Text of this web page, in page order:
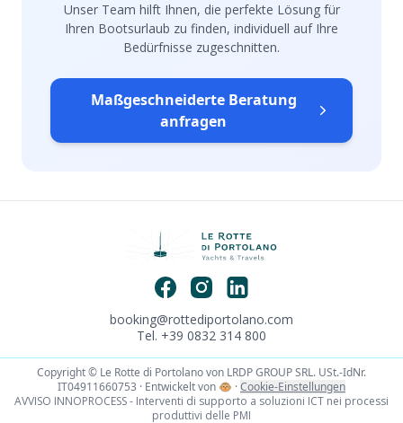
Unser Team hilft Ihnen, die perfekte Lösung für
Ihren Bootsurlaub zu finden, individuell auf Ihre
Bedürfnisse zugeschnitten.
Maßgeschneiderte Beratung
anfragen
booking@rottediportolano.com
Tel. +39 0832 314 800
Copyright © Le Rotte di Portolano von LRDP GROUP SRL. USt.-IdNr.
IT04911660753 · Entwickelt von 🐵 ·Cookie-Einstellungen
AVVISO INNOPROCESS - Interventi di supporto a soluzioni ICT nei processi
produttivi delle PMI